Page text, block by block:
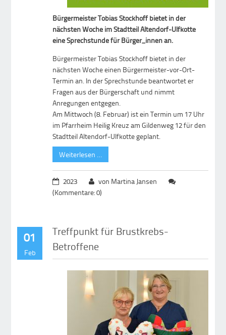
Bürgermeister Tobias Stockhoff bietet in der
nächsten Woche im Stadtteil Altendorf-Ulfkotte
eine Sprechstunde für Bürger_innen an.
Bürgermeister Tobias Stockhoff bietet in der
nächsten Woche einen Bürgermeister-vor-Ort-
Termin an. In der Sprechstunde beantwortet er
Fragen aus der Bürgerschaft und nimmt
Anregungen entgegen.
Am Mittwoch (8. Februar) ist ein Termin um 17 Uhr
im Pfarrheim Heilig Kreuz am Gildenweg 12 für den
Stadtteil Altendorf-Ulfkotte geplant.
Weiterlesen …
2023
von Martina Jansen
(Kommentare: 0)
01
Feb
Treffpunkt für Brustkrebs-
Betroffene